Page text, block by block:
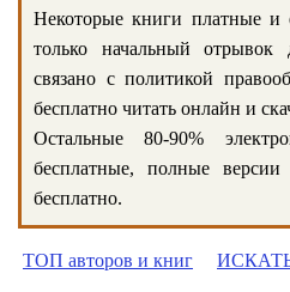
Некоторые книги платные
только начальный отрывок
связано с политикой
бесплатно читать онлайн и
Остальные 80-90%
бесплатные, полные
бесплатно.
ТОП авторов и книг